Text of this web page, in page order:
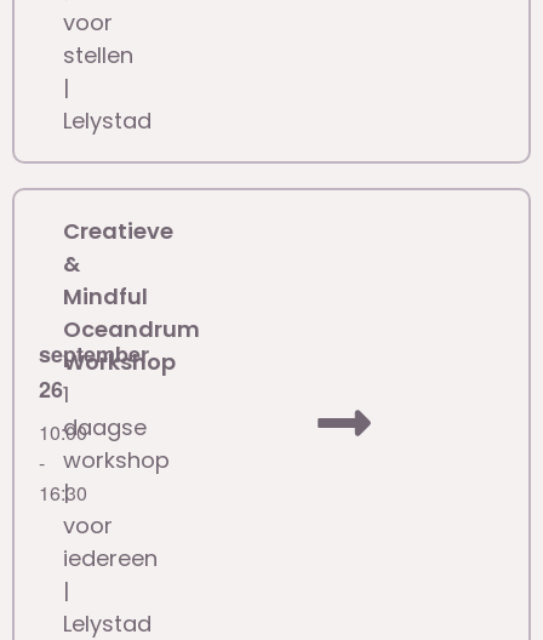
voor
stellen
|
Lelystad
september
26
10:00
-
16:30
Creatieve
&
Mindful
Oceandrum
Workshop
1
daagse
workshop
|
voor
iedereen
|
Lelystad